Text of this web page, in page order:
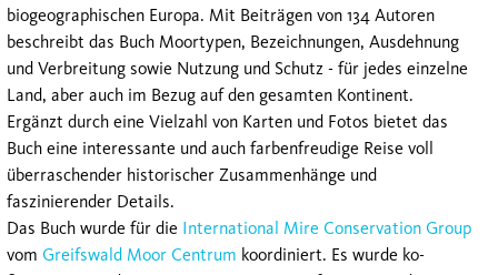
biogeographischen Europa. Mit Beiträgen von 134 Autoren
beschreibt das Buch Moortypen, Bezeichnungen, Ausdehnung
und Verbreitung sowie Nutzung und Schutz - für jedes einzelne
Land, aber auch im Bezug auf den gesamten Kontinent.
Ergänzt durch eine Vielzahl von Karten und Fotos bietet das
Buch eine interessante und auch farbenfreudige Reise voll
überraschender historischer Zusammenhänge und
faszinierender Details.
Das Buch wurde für die International Mire Conservation Group
vom Greifswald Moor Centrum koordiniert. Es wurde ko-